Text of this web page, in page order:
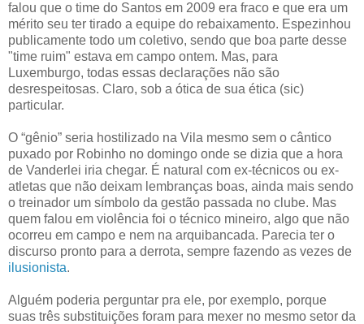
falou que o time do Santos em 2009 era fraco e que era um
mérito seu ter tirado a equipe do rebaixamento. Espezinhou
publicamente todo um coletivo, sendo que boa parte desse
"time ruim" estava em campo ontem. Mas, para
Luxemburgo, todas essas declarações não são
desrespeitosas. Claro, sob a ótica de sua ética (sic)
particular.
O “gênio” seria hostilizado na Vila mesmo sem o cântico
puxado por Robinho no domingo onde se dizia que a hora
de Vanderlei iria chegar. É natural com ex-técnicos ou ex-
atletas que não deixam lembranças boas, ainda mais sendo
o treinador um símbolo da gestão passada no clube. Mas
quem falou em violência foi o técnico mineiro, algo que não
ocorreu em campo e nem na arquibancada. Parecia ter o
discurso pronto para a derrota, sempre fazendo as vezes de
ilusionista.
Alguém poderia perguntar pra ele, por exemplo, porque
suas três substituições foram para mexer no mesmo setor da